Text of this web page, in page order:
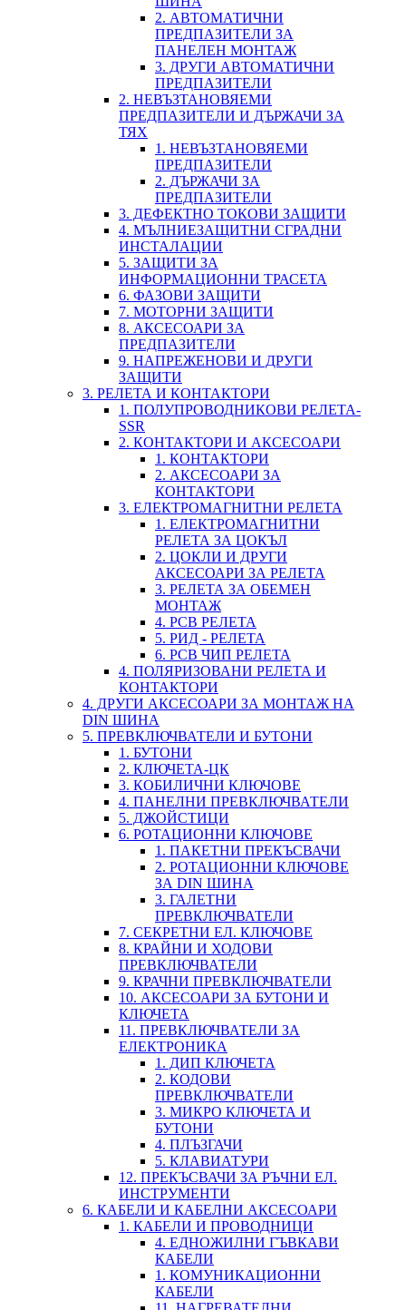
2. АВТОМАТИЧНИ
ПРЕДПАЗИТЕЛИ ЗА
ПАНЕЛЕН МОНТАЖ
3. ДРУГИ АВТОМАТИЧНИ
ПРЕДПАЗИТЕЛИ
2. НЕВЪЗТАНОВЯЕМИ
ПРЕДПАЗИТЕЛИ И ДЪРЖАЧИ ЗА
ТЯХ
1. НЕВЪЗТАНОВЯЕМИ
ПРЕДПАЗИТЕЛИ
2. ДЪРЖАЧИ ЗА
ПРЕДПАЗИТЕЛИ
3. ДЕФЕКТНО ТОКОВИ ЗАЩИТИ
4. МЪЛНИЕЗАЩИТНИ СГРАДНИ
ИНСТАЛАЦИИ
5. ЗАЩИТИ ЗА
ИНФОРМАЦИОННИ ТРАСЕТА
6. ФАЗОВИ ЗАЩИТИ
7. МОТОРНИ ЗАЩИТИ
8. АКСЕСОАРИ ЗА
ПРЕДПАЗИТЕЛИ
9. НАПРЕЖЕНОВИ И ДРУГИ
ЗАЩИТИ
3. РЕЛЕТА И КОНТАКТОРИ
1. ПОЛУПРОВОДНИКОВИ РЕЛЕТА-
SSR
2. КОНТАКТОРИ И АКСЕСОАРИ
1. КОНТАКТОРИ
2. АКСЕСОАРИ ЗА
КОНТАКТОРИ
3. ЕЛЕКТРОМАГНИТНИ РЕЛЕТА
1. ЕЛЕКТРОМАГНИТНИ
РЕЛЕТА ЗА ЦОКЪЛ
2. ЦОКЛИ И ДРУГИ
АКСЕСОАРИ ЗА РЕЛЕТА
3. РЕЛЕТА ЗА ОБЕМЕН
МОНТАЖ
4. PCB РЕЛЕТА
5. РИД - РЕЛЕТА
6. PCB ЧИП РЕЛЕТА
4. ПОЛЯРИЗОВАНИ РЕЛЕТА И
КОНТАКТОРИ
4. ДРУГИ АКСЕСОАРИ ЗА МОНТАЖ НА
DIN ШИНА
5. ПРЕВКЛЮЧВАТЕЛИ И БУТОНИ
1. БУТОНИ
2. КЛЮЧЕТА-ЦК
3. КОБИЛИЧНИ КЛЮЧОВЕ
4. ПАНЕЛНИ ПРЕВКЛЮЧВАТЕЛИ
5. ДЖОЙСТИЦИ
6. РОТАЦИОННИ КЛЮЧОВЕ
1. ПАКЕТНИ ПРЕКЪСВАЧИ
2. РОТАЦИОННИ КЛЮЧОВЕ
ЗА DIN ШИНА
3. ГАЛЕТНИ
ПРЕВКЛЮЧВАТЕЛИ
7. СЕКРЕТНИ ЕЛ. КЛЮЧОВЕ
8. КРАЙНИ И ХОДОВИ
ПРЕВКЛЮЧВАТЕЛИ
9. КРАЧНИ ПРЕВКЛЮЧВАТЕЛИ
10. АКСЕСОАРИ ЗА БУТОНИ И
КЛЮЧЕТА
11. ПРЕВКЛЮЧВАТЕЛИ ЗА
ЕЛЕКТРОНИКА
1. ДИП КЛЮЧЕТА
2. КОДОВИ
ПРЕВКЛЮЧВАТЕЛИ
3. МИКРО КЛЮЧЕТА И
БУТОНИ
4. ПЛЪЗГАЧИ
5. КЛАВИАТУРИ
12. ПРЕКЪСВАЧИ ЗА РЪЧНИ ЕЛ.
ИНСТРУМЕНТИ
6. КАБЕЛИ И КАБЕЛНИ АКСЕСОАРИ
1. КАБЕЛИ И ПРОВОДНИЦИ
4. ЕДНОЖИЛНИ ГЪВКАВИ
КАБЕЛИ
1. КОМУНИКАЦИОННИ
КАБЕЛИ